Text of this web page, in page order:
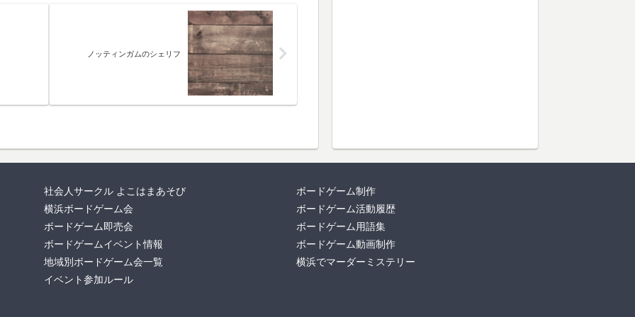
ノッティンガムのシェリフ
社会人サークル よこはまあそび
横浜ボードゲーム会
ボードゲーム即売会
ボードゲームイベント情報
地域別ボードゲーム会一覧
イベント参加ルール
ボードゲーム制作
ボードゲーム活動履歴
ボードゲーム用語集
ボードゲーム動画制作
横浜でマーダーミステリー